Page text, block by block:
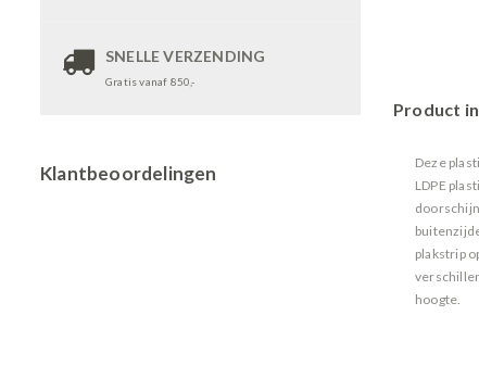
SNELLE VERZENDING
Gratis vanaf 850,-
Klantbeoordelingen
Product
Deze
LDPE
plakstrip
hoogte.